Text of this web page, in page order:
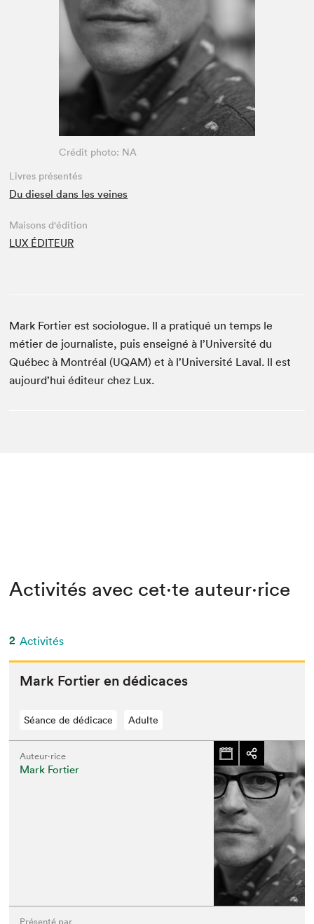
Espace enseignant·e·s
Espace pro
Crédit photo: NA
Livres présentés
Du diesel dans les veines
Maisons d'édition
LUX ÉDITEUR
Mark Fortier est sociologue. Il a pratiqué un temps le
métier de journaliste, puis enseigné à l’Université du
Québec à Montréal (UQAM) et à l’Université Laval. Il est
aujourd’hui éditeur chez Lux.
Activités avec cet·te auteur·rice
2 Activités
Mark Forti­er en dédicaces
Séance de dédicace Adulte
Auteur·rice
Mark Fortier
Présenté par